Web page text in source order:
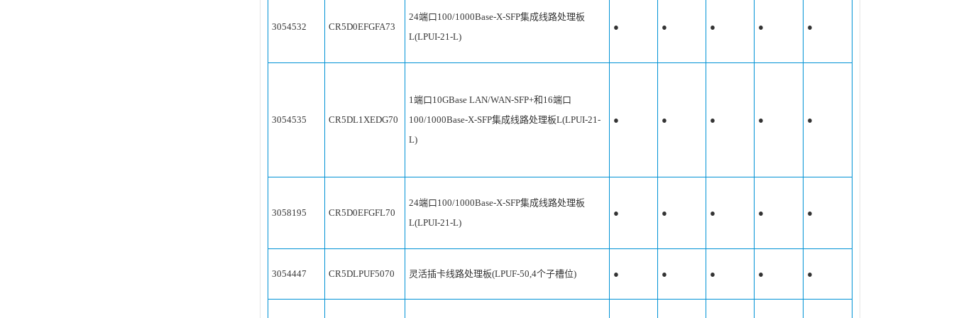
3054532 CR5D0EFGFA73
24端口100/1000Base-X-SFP集成线路处理板
L(LPUI-21-L)
● ● ● ● ●
3054535 CR5DL1XEDG70
1端口10GBase LAN/WAN-SFP+和16端口
100/1000Base-X-SFP集成线路处理板L(LPUI-21-
L)
● ● ● ● ●
3058195 CR5D0EFGFL70
24端口100/1000Base-X-SFP集成线路处理板
L(LPUI-21-L)
● ● ● ● ●
3054447 CR5DLPUF5070 灵活插卡线路处理板(LPUF-50,4个子槽位) ● ● ● ● ●